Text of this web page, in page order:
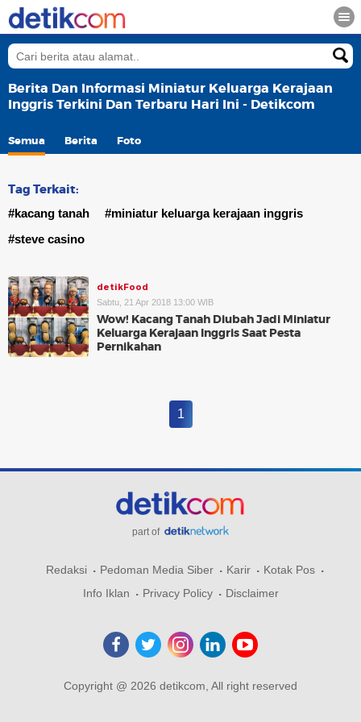
Berita Dan Informasi Miniatur Keluarga Kerajaan
Inggris Terkini Dan Terbaru Hari Ini - Detikcom
Semua Berita Foto
Tag Terkait:
#kacang tanah
#miniatur keluarga kerajaan inggris
#steve casino
detikFood
Sabtu, 21 Apr 2018 13:00 WIB
Wow! Kacang Tanah Diubah Jadi Miniatur
Keluarga Kerajaan Inggris Saat Pesta
Pernikahan
1
part of
Redaksi Pedoman Media Siber Karir
Kotak Pos
Info Iklan
Privacy Policy Disclaimer
Copyright @ 2026 detikcom, All right reserved